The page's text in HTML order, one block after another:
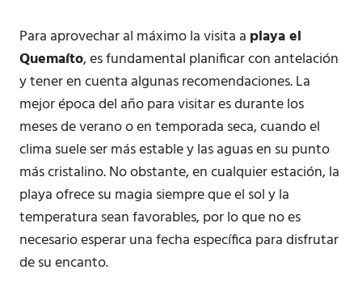
Para aprovechar al máximo la visita a playa el
Quemaíto, es fundamental planificar con antelación
y tener en cuenta algunas recomendaciones. La
mejor época del año para visitar es durante los
meses de verano o en temporada seca, cuando el
clima suele ser más estable y las aguas en su punto
más cristalino. No obstante, en cualquier estación, la
playa ofrece su magia siempre que el sol y la
temperatura sean favorables, por lo que no es
necesario esperar una fecha específica para disfrutar
de su encanto.